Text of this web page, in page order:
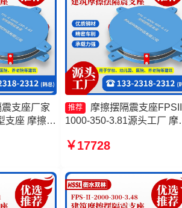
支座厂家
支座 摩擦摆
摆隔震支座
推荐
摩擦摆隔震支座
1000-350-3.81源头工厂 摩
擦隔震支座生产厂家一套
3.81生产厂家
￥17728